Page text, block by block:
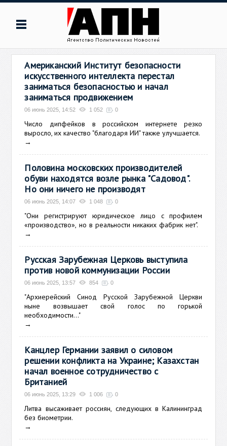
Американский Институт безопасности
искусственного интеллекта перестал
заниматься безопасностью и начал
заниматься продвижением
06 июнь 2025, 14:52 1 052 0
Число дипфейков в российском интернете резко
выросло, их качество "благодаря ИИ" также улучшается.
→
Половина московских производителей
обуви находятся возле рынка "Садовод".
Но они ничего не производят
06 июнь 2025, 14:07 1 048 0
"Они регистрируют юридическое лицо с профилем
«производство», но в реальности никаких фабрик нет".
→
Русская Зарубежная Церковь выступила
против новой коммунизации России
06 июнь 2025, 13:57 854 0
"Архиерейский Синод Русской Зарубежной Церкви
ныне возвышает свой голос по горькой
необходимости..."
→
Канцлер Германии заявил о силовом
решении конфликта на Украине; Казахстан
начал военное сотрудничество с
Британией
06 июнь 2025, 13:29 1 006 0
Литва высаживает россиян, следующих в Калининград
без биометрии.
→